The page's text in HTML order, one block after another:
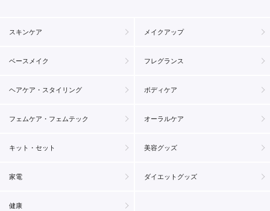
スキンケア メイクアップ
ベースメイク フレグランス
ヘアケア・スタイリング ボディケア
フェムケア・フェムテック オーラルケア
キット・セット 美容グッズ
家電 ダイエットグッズ
健康